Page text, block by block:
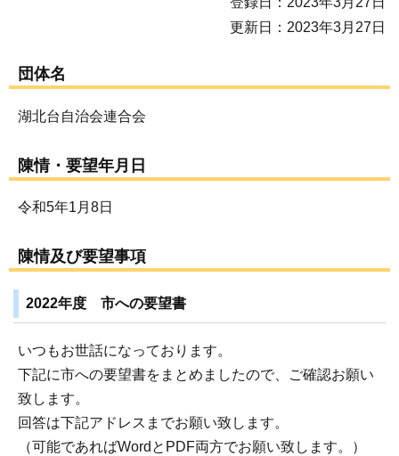
更新日：2023年3月27日
団体名
湖北台自治会連合会
陳情・要望年月日
令和5年1月8日
陳情及び要望事項
2022年度 市への要望書
いつもお世話になっております。
下記に市への要望書をまとめましたので、ご確認お願い
致します。
回答は下記アドレスまでお願い致します。
（可能であればWordとPDF両方でお願い致します。）